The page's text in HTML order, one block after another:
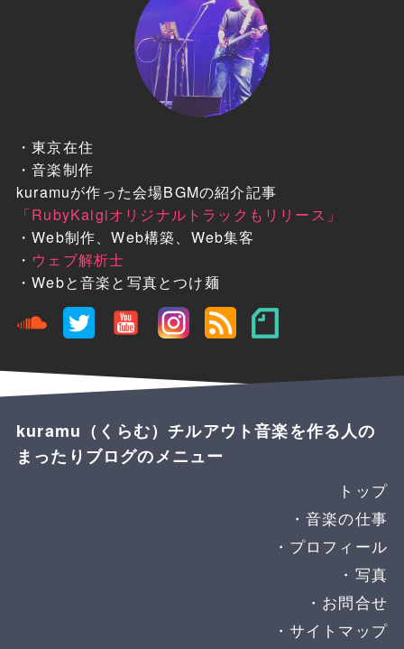
・東京在住
・音楽制作
kuramuが作った会場BGMの紹介記事
「RubyKaigiオリジナルトラックもリリース」
・Web制作、Web構築、Web集客
・ ウェブ解析士
・Webと音楽と写真とつけ麺
kuramu（くらむ）チルアウト音楽を作る人の
まったりブログのメニュー
トップ
音楽の仕事
プロフィール
写真
お問合せ
サイトマップ